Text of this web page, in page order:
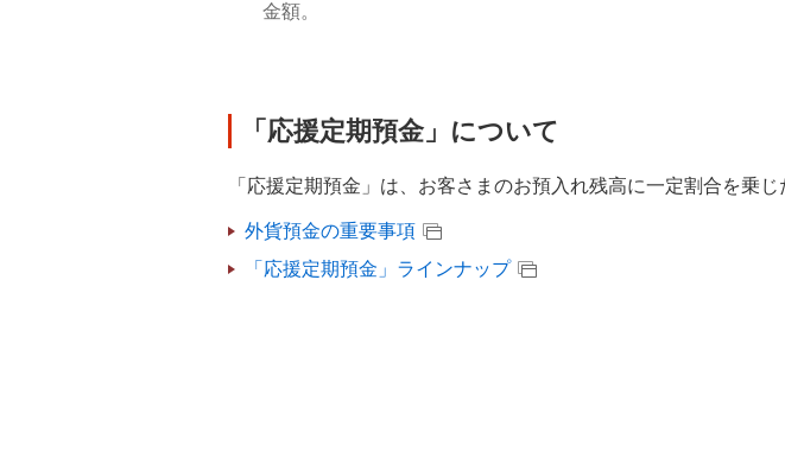
金額。
「応援定期預金」について
「応援定期預金」は、お客さまのお預入れ残高に一定割合を乗
外貨預金の重要事項
「応援定期預金」ラインナップ